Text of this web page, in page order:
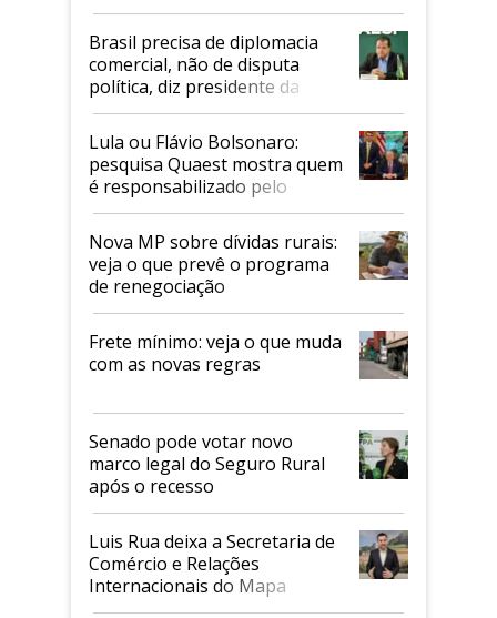
Mapa
Brasil precisa de diplomacia
comercial, não de disputa
política, diz presidente da
Faesp
Lula ou Flávio Bolsonaro:
pesquisa Quaest mostra quem
é responsabilizado pelo
tarifaço dos EUA
Nova MP sobre dívidas rurais:
veja o que prevê o programa
de renegociação
Frete mínimo: veja o que muda
com as novas regras
Senado pode votar novo
marco legal do Seguro Rural
após o recesso
Luis Rua deixa a Secretaria de
Comércio e Relações
Internacionais do Mapa